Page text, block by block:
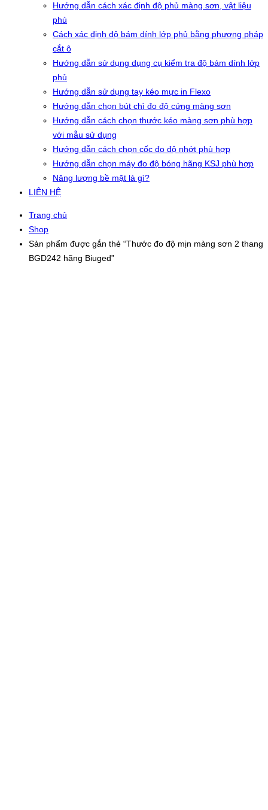
Hướng dẫn cách xác định độ phủ màng sơn, vật liệu
phủ
Cách xác định độ bám dính lớp phủ bằng phương pháp
cắt ô
Hướng dẫn sử dụng dụng cụ kiểm tra độ bám dính lớp
phủ
Hướng dẫn sử dụng tay kéo mực in Flexo
Hướng dẫn chọn bút chì đo độ cứng màng sơn
Hướng dẫn cách chọn thước kéo màng sơn phù hợp
với mẫu sử dụng
Hướng dẫn cách chọn cốc đo độ nhớt phù hợp
Hướng dẫn chọn máy đo độ bóng hãng KSJ phù hợp
Năng lượng bề mặt là gì?
LIÊN HỆ
Trang chủ
Shop
Sản phẩm được gắn thẻ “Thước đo độ mịn màng sơn 2 thang
BGD242 hãng Biuged”